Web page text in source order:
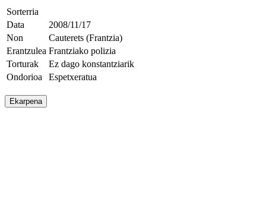
Sorterria
Data
2008/11/17
Non
Cauterets (Frantzia)
Erantzulea Frantziako polizia
Torturak
Ez dago konstantziarik
Ondorioa
Espetxeratua